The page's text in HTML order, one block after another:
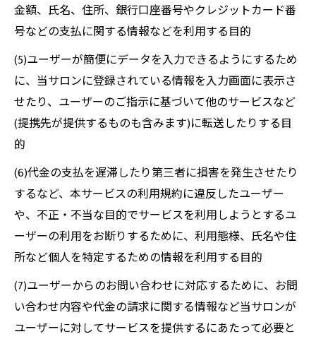
金額、氏名、住所、銀行口座番号やクレジットカード番
号などの支払に関する情報などを利用する目的
(5)ユーザーが簡便にデータを入力できるようにするため
に、当サロンに登録されている情報を入力画面に表示さ
せたり、ユーザーのご指示に基づいて他のサービスなど
(提携先が提供するものも含みます)に転送したりする目
的
(6)代金の支払を遅滞したり第三者に損害を発生させたり
するなど、本サービスの利用規約に違反したユーザー
や、不正・不当な目的でサービスを利用しようとするユ
ーザーの利用をお断りするために、利用態様、氏名や住
所など個人を特定するための情報を利用する目的
(7)ユーザーからのお問い合わせに対応するために、お問
い合わせ内容や代金の請求に関する情報など当サロンが
ユーザーに対してサービスを提供するにあたって必要と